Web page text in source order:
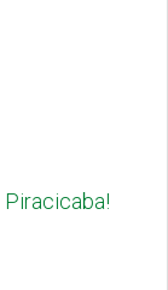
Piracicaba!